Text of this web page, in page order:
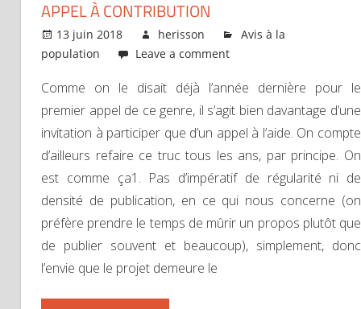
APPEL À CONTRIBUTION
13 juin 2018 herisson
Avis à la
population
Leave a comment
Comme on le disait déjà l’année dernière pour le
premier appel de ce genre, il s’agit bien davantage d’une
invitation à participer que d’un appel à l’aide. On compte
d’ailleurs refaire ce truc tous les ans, par principe. On
est comme ça1. Pas d’impératif de régularité ni de
densité de publication, en ce qui nous concerne (on
préfère prendre le temps de mûrir un propos plutôt que
de publier souvent et beaucoup), simplement, donc
l’envie que le projet demeure le